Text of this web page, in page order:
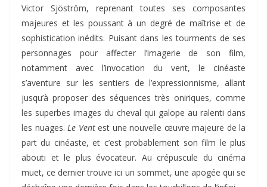
Victor Sjöström, reprenant toutes ses composantes
majeures et les poussant à un degré de maîtrise et de
sophistication inédits. Puisant dans les tourments de ses
personnages pour affecter l’imagerie de son film,
notamment avec l’invocation du vent, le cinéaste
s’aventure sur les sentiers de l’expressionnisme, allant
jusqu’à proposer des séquences très oniriques, comme
les superbes images du cheval qui galope au ralenti dans
les nuages. Le Ventest une nouvelle œuvre majeure de la
part du cinéaste, et c’est probablement son film le plus
abouti et le plus évocateur. Au crépuscule du cinéma
muet, ce dernier trouve ici un sommet, une apogée qui se